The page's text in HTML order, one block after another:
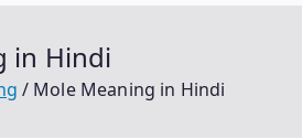
in Hindi
Mole Meaning in Hindi